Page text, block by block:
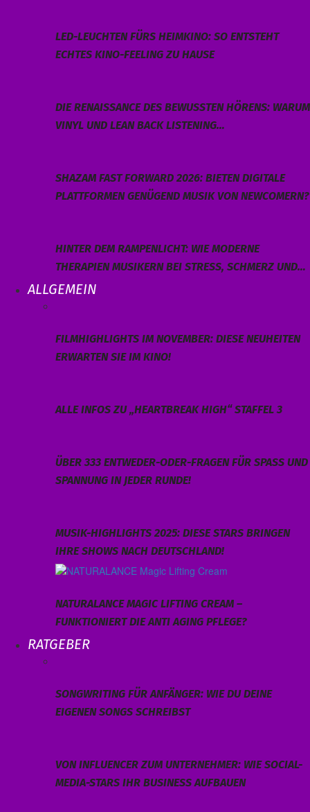
LED-LEUCHTEN FÜRS HEIMKINO: SO ENTSTEHT
ECHTES KINO-FEELING ZU HAUSE
DIE RENAISSANCE DES BEWUSSTEN HÖRENS: WARUM
VINYL UND LEAN BACK LISTENING…
SHAZAM FAST FORWARD 2026: BIETEN DIGITALE
PLATTFORMEN GENÜGEND MUSIK VON NEWCOMERN?
HINTER DEM RAMPENLICHT: WIE MODERNE
THERAPIEN MUSIKERN BEI STRESS, SCHMERZ UND…
ALLGEMEIN
FILMHIGHLIGHTS IM NOVEMBER: DIESE NEUHEITEN
ERWARTEN SIE IM KINO!
ALLE INFOS ZU „HEARTBREAK HIGH“ STAFFEL 3
ÜBER 333 ENTWEDER-ODER-FRAGEN FÜR SPASS UND S
PANNUNG IN JEDER RUNDE!
MUSIK-HIGHLIGHTS 2025: DIESE STARS BRINGEN
IHRE SHOWS NACH DEUTSCHLAND!
NATURALANCE MAGIC LIFTING CREAM –
FUNKTIONIERT DIE ANTI AGING PFLEGE?
RATGEBER
SONGWRITING FÜR ANFÄNGER: WIE DU DEINE
EIGENEN SONGS SCHREIBST
VON INFLUENCER ZUM UNTERNEHMER: WIE SOCIAL-
MEDIA-STARS IHR BUSINESS AUFBAUEN